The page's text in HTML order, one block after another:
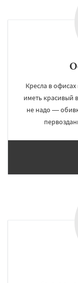
Кресла в
иметь красивый
не надо —